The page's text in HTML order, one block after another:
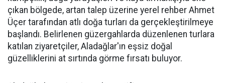
çıkan bölgede, artan talep üzerine yerel rehber Ahmet
Üçer tarafından atlı doğa turları da gerçekleştirilmeye
başlandı. Belirlenen güzergahlarda düzenlenen turlara
katılan ziyaretçiler, Aladağlar'ın eşsiz doğal
güzelliklerini at sırtında görme fırsatı buluyor.